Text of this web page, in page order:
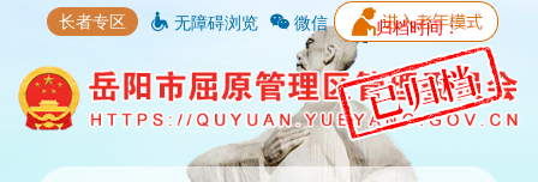
归档时间：
长者专区 无障碍浏览 微信